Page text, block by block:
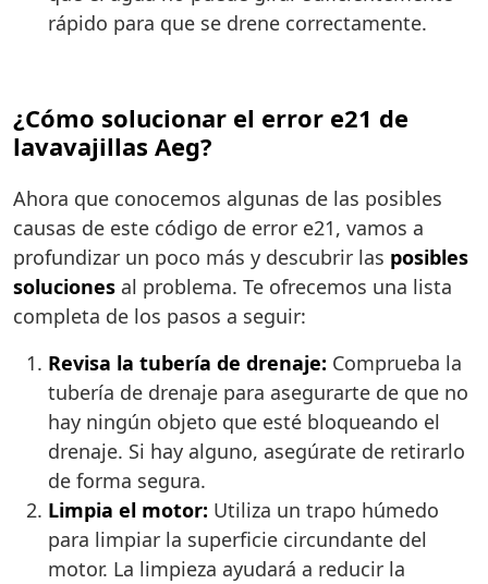
rápido para que se drene correctamente.
¿Cómo solucionar el error e21 de
lavavajillas Aeg?
Ahora que conocemos algunas de las posibles
causas de este código de error e21, vamos a
profundizar un poco más y descubrir las posibles
soluciones al problema. Te ofrecemos una lista
completa de los pasos a seguir:
Revisa la tubería de drenaje: Comprueba la
tubería de drenaje para asegurarte de que no
hay ningún objeto que esté bloqueando el
drenaje. Si hay alguno, asegúrate de retirarlo
de forma segura.
Limpia el motor: Utiliza un trapo húmedo
para limpiar la superficie circundante del
motor. La limpieza ayudará a reducir la